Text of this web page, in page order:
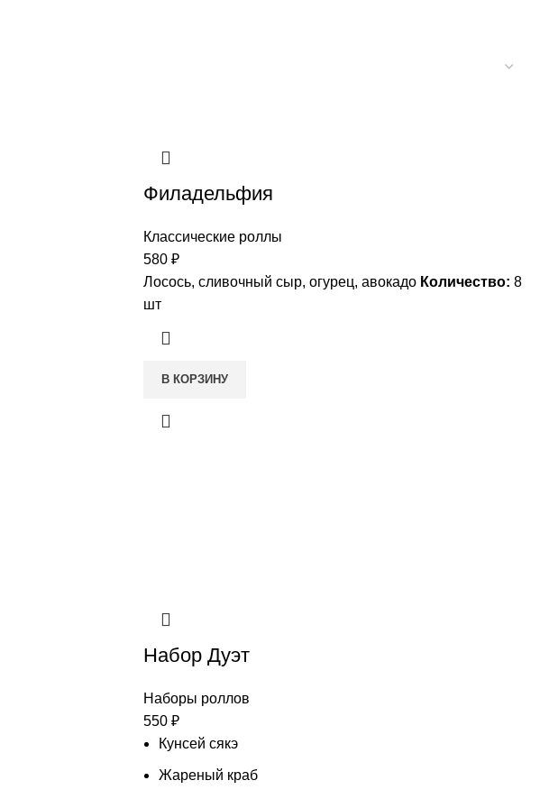
Филадельфия
Классические роллы
580₽
Лосось, сливочный сыр, огурец, авокадо Количество: 8
шт
В КОРЗИНУ
Набор Дуэт
Наборы роллов
550₽
Кунсей сякэ
Жареный краб